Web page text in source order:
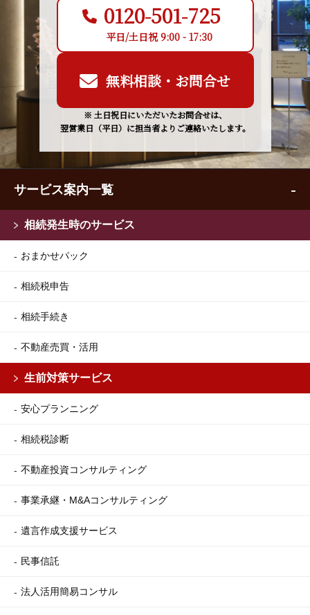
0120-501-725
平日/土日祝 9:00 - 17:30
無料相談・お問合せ
※ 土日祝日にいただいたお問合せは、
翌営業日（平日）に担当者よりご連絡いたします。
サービス案内一覧
相続発生時のサービス
おまかせパック
相続税申告
相続手続き
不動産売買・活用
生前対策サービス
安心プランニング
相続税診断
不動産投資コンサルティング
事業承継・M&Aコンサルティング
遺言作成支援サービス
民事信託
法人活用簡易コンサル